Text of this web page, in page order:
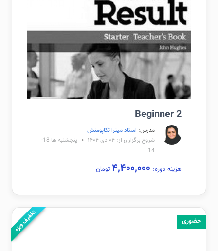
Beginner 2
مدرس: استاد میترا تکاپومنش
شروع برگزاری از: ۰۴ دی ۱۴۰۴
پنجشنبه ها 18-
14
هزینه دوره: تومان
حضوری تخفیف ویژه